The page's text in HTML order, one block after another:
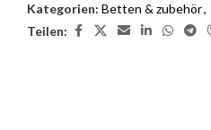
Kategorien: Betten & zubehör,
Teilen: